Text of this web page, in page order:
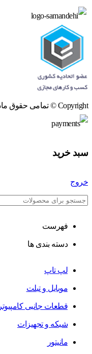
Copyright © تمامی حقوق مادی و معنوی وب سایت محفوظ می باشد
سبد خرید
خروج
فهرست
دسته بندی ها
لپ تاپ
موبایل و تبلت
قطعات جانبی کامپیوتر
شبکه و تجهیزات
مانیتور